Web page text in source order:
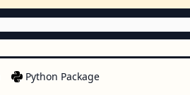
Python Package